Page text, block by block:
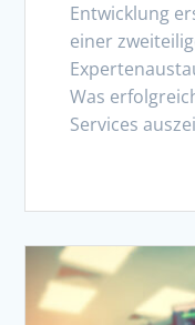
Entwicklung
einer
Was
Services